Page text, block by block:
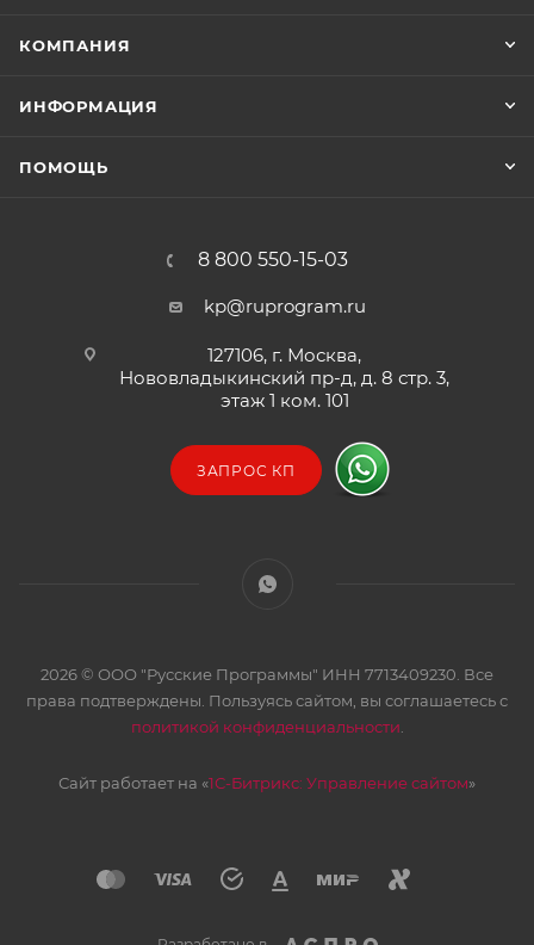
КОМПАНИЯ
ИНФОРМАЦИЯ
ПОМОЩЬ
8 800 550-15-03
kp@ruprogram.ru
127106, г. Москва,
Нововладыкинский пр-д, д. 8 стр. 3,
этаж 1 ком. 101
ЗАПРОС КП
2026 © ООО "Русские Программы" ИНН 7713409230. Все
права подтверждены. Пользуясь сайтом, вы соглашаетесь с
политикой конфиденциальности
Сайт работает на «1С-Битрикс: Управление сайтом»